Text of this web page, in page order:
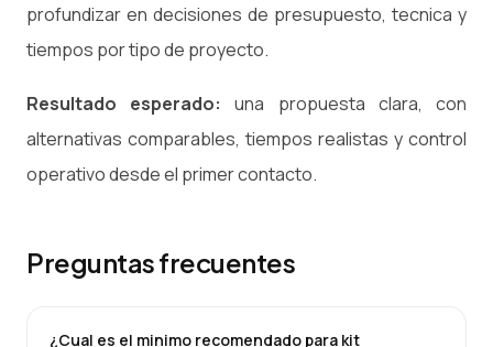
profundizar en decisiones de presupuesto, tecnica y
tiempos por tipo de proyecto.
Resultado esperado:
una propuesta clara, con
alternativas comparables, tiempos realistas y control
operativo desde el primer contacto.
Preguntas frecuentes
¿Cual es el minimo recomendado para kit